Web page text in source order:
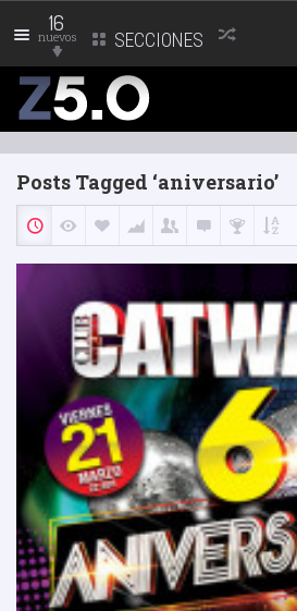
16
nuevos SECCIONES
Posts Tagged ‘aniversario’